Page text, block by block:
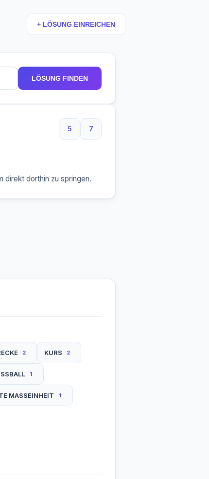
+ LÖSUNG EINREICHEN
LÖSUNG FINDEN
5
5 Buchstaben
7
7 Buchstaben
direkt dorthin zu springen.
2 KURS 2
1
MASSEINHEIT 1